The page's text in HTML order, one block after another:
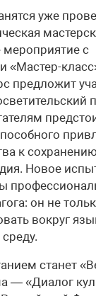
уже
мероприятие с
«Мастер-
предложит
к
Новое
он не
вокруг
станет
— «Диалог